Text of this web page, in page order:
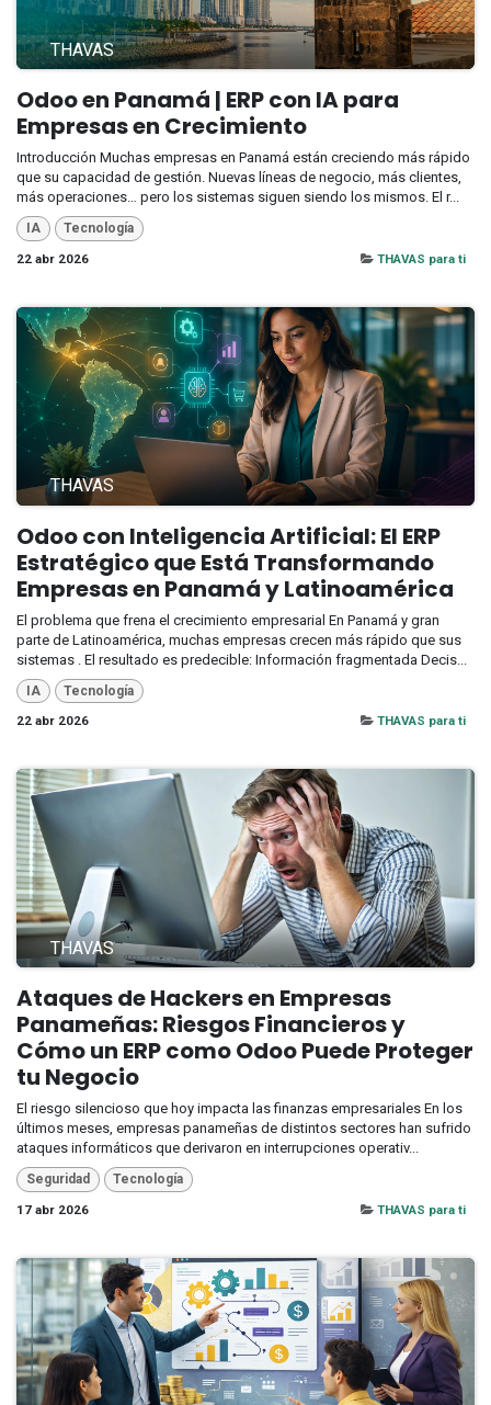
THAVAS
Odoo en Panamá | ERP con IA para
Empresas en Crecimiento
Introducción Muchas empresas en Panamá están creciendo más rápido
que su capacidad de gestión. Nuevas líneas de negocio, más clientes,
más operaciones… pero los sistemas siguen siendo los mismos. El r...
IA
Tecnología
22 abr 2026
THAVAS para ti
THAVAS
Odoo con Inteligencia Artificial: El ERP
Estratégico que Está Transformando
Empresas en Panamá y Latinoamérica
El problema que frena el crecimiento empresarial En Panamá y gran
parte de Latinoamérica, muchas empresas crecen más rápido que sus
sistemas . El resultado es predecible: Información fragmentada Decis...
IA
Tecnología
22 abr 2026
THAVAS para ti
THAVAS
Ataques de Hackers en Empresas
Panameñas: Riesgos Financieros y
Cómo un ERP como Odoo Puede Proteger
tu Negocio
El riesgo silencioso que hoy impacta las finanzas empresariales En los
últimos meses, empresas panameñas de distintos sectores han sufrido
ataques informáticos que derivaron en interrupciones operativ...
Seguridad
Tecnología
17 abr 2026
THAVAS para ti